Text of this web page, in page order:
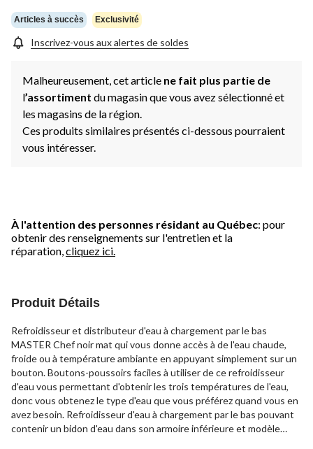
Articles à succès Exclusivité
Inscrivez-vous aux alertes de soldes
Malheureusement, cet article ne fait plus partie de
l’assortiment du magasin que vous avez sélectionné et
les magasins de la région.
Ces produits similaires présentés ci-dessous pourraient
vous intéresser.
À l'attention des personnes résidant au Québec: pour
obtenir des renseignements sur l'entretien et la
réparation, cliquez ici.
Produit Détails
Refroidisseur et distributeur d'eau à chargement par le bas
MASTER Chef noir mat qui vous donne accès à de l'eau chaude,
froide ou à température ambiante en appuyant simplement sur un
bouton. Boutons-poussoirs faciles à utiliser de ce refroidisseur
d'eau vous permettant d'obtenir les trois températures de l'eau,
donc vous obtenez le type d'eau que vous préférez quand vous en
avez besoin. Refroidisseur d'eau à chargement par le bas pouvant
contenir un bidon d'eau dans son armoire inférieure et modèle